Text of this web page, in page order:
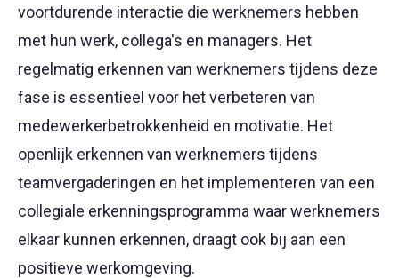
voortdurende interactie die werknemers hebben
met hun werk, collega's en managers. Het
regelmatig erkennen van werknemers tijdens deze
fase is essentieel voor het verbeteren van
medewerkerbetrokkenheid en motivatie. Het
openlijk erkennen van werknemers tijdens
teamvergaderingen en het implementeren van een
collegiale erkenningsprogramma waar werknemers
elkaar kunnen erkennen, draagt ook bij aan een
positieve werkomgeving.